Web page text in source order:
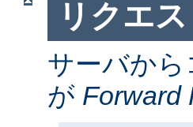
リクエ
サーバか
が Forward